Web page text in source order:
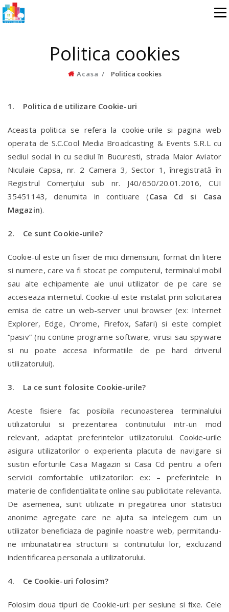
Politica cookies
Acasa Politica cookies
1. Politica de utilizare Cookie-uri
Aceasta politica se refera la cookie-urile si pagina web
operata de S.C.Cool Media Broadcasting & Events S.R.L cu
sediul social in cu sediul în Bucuresti, strada Maior Aviator
Niculaie Capsa, nr. 2 Camera 3, Sector 1, înregistrată în
Registrul Comerţului sub nr. J40/650/20.01.2016, CUI
35451143, denumita in contiuare (Casa Cd si Casa
Magazin).
2. Ce sunt Cookie-urile?
Cookie-ul este un fisier de mici dimensiuni, format din litere
si numere, care va fi stocat pe computerul, terminalul mobil
sau alte echipamente ale unui utilizator de pe care se
acceseaza internetul. Cookie-ul este instalat prin solicitarea
emisa de catre un web-server unui browser (ex: Internet
Explorer, Edge, Chrome, Firefox, Safari) si este complet
“pasiv” (nu contine programe software, virusi sau spyware
si nu poate accesa informatiile de pe hard driverul
utilizatorului).
3. La ce sunt folosite Cookie-urile?
Aceste fisiere fac posibila recunoasterea terminalului
utilizatorului si prezentarea continutului intr-un mod
relevant, adaptat preferintelor utilizatorului. Cookie-urile
asigura utilizatorilor o experienta placuta de navigare si
sustin eforturile Casa Magazin si Casa Cd pentru a oferi
servicii comfortabile utilizatorilor: ex: – preferintele in
materie de confidentialitate online sau publicitate relevanta.
De asemenea, sunt utilizate in pregatirea unor statistici
anonime agregate care ne ajuta sa intelegem cum un
utilizator beneficiaza de paginile noastre web, permitandu-
ne imbunatatirea structurii si continutului lor, excluzand
indentificarea personala a utilizatorului.
4. Ce Cookie-uri folosim?
Folosim doua tipuri de Cookie-uri: per sesiune si fixe. Cele